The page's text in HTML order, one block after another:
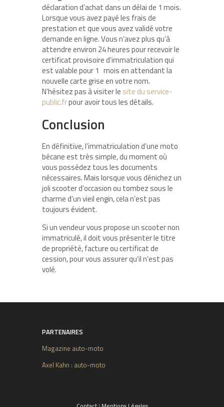
déclaration d’achat dans un délai de 1 mois.
Lorsque vous avez payé les frais de
prestation et que vous avez validé votre
demande en ligne. Vous n’avez plus qu’à
attendre environ 24 heures pour recevoir le
certificat provisoire d’immatriculation qui
est valable pour 1 mois en attendant la
nouvelle carte grise en votre nom.
N’hésitez pas à visiter le site du service-
public.frpour avoir tous les détails.
Conclusion
En définitive, l’immatriculation d’une moto
bécane est très simple, du moment où
vous possédez tous les documents
nécessaires. Mais lorsque vous dénichez un
joli scooter d’occasion ou tombez sous le
charme d’un vieil engin, cela n’est pas
toujours évident.
Si un vendeur vous propose un scooter non
immatriculé, il doit vous présenter le titre
de propriété, facture ou certificat de
cession, pour vous assurer qu’il n’est pas
volé.
PARTENAIRES
Magazine auto-moto
Axel Kahn : auto-moto